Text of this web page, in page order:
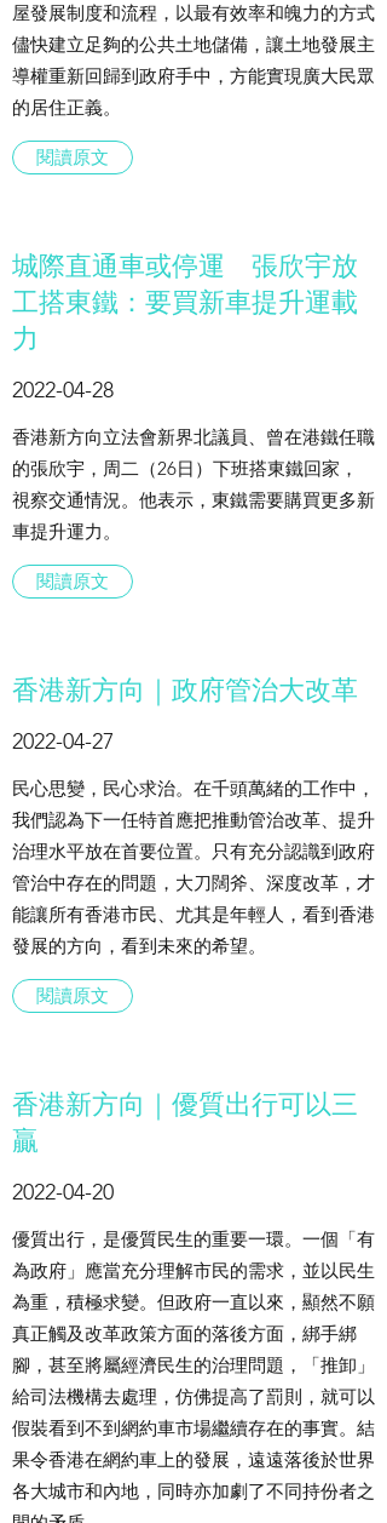
屋發展制度和流程，以最有效率和魄力的方式
儘快建立足夠的公共土地儲備，讓土地發展主
導權重新回歸到政府手中，方能實現廣大民眾
的居住正義。
閱讀原文
城際直通車或停運 張欣宇放
工搭東鐵：要買新車提升運載
力
2022-04-28
香港新方向立法會新界北議員、曾在港鐵任職
的張欣宇，周二（26日）下班搭東鐵回家，
視察交通情況。他表示，東鐵需要購買更多新
車提升運力。
閱讀原文
香港新方向｜政府管治大改革
2022-04-27
民心思變，民心求治。在千頭萬緒的工作中，
我們認為下一任特首應把推動管治改革、提升
治理水平放在首要位置。只有充分認識到政府
管治中存在的問題，大刀闊斧、深度改革，才
能讓所有香港市民、尤其是年輕人，看到香港
發展的方向，看到未來的希望。
閱讀原文
香港新方向｜優質出行可以三
贏
2022-04-20
優質出行，是優質民生的重要一環。一個「有
為政府」應當充分理解市民的需求，並以民生
為重，積極求變。但政府一直以來，顯然不願
真正觸及改革政策方面的落後方面，綁手綁
腳，甚至將屬經濟民生的治理問題，「推卸」
給司法機構去處理，仿佛提高了罰則，就可以
假裝看到不到網約車市場繼續存在的事實。結
果令香港在網約車上的發展，遠遠落後於世界
各大城市和內地，同時亦加劇了不同持份者之